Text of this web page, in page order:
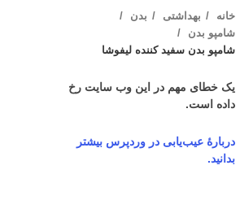
خانه بهداشتی
بدن
شامپو بدن
شامپو بدن سفید کننده لیفوشا
یک خطای مهم در این وب سایت رخ
داده است.
دربارهٔ عیب‌یابی در وردپرس بیشتر
بدانید.